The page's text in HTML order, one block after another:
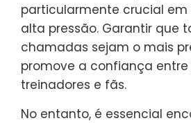
particularmente crucial em
alta pressão. Garantir que
chamadas sejam o mais
promove a confiança entre
treinadores e fãs.
No entanto, é essencial